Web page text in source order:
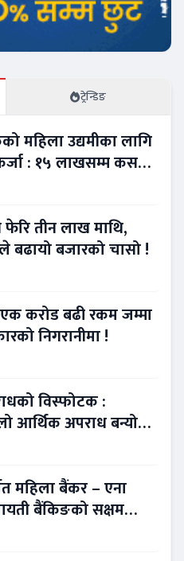
ट्रेन्डिङ
महिला उद्यमीका लागि
: १५ लाखसम्म कसरी
तीन लाख माथि,
बढायो बजारको चासो !
करोड बढी रकम जम्मा
निगरानीमा !
विस्फोटक :
आर्थिक अपराध बन्यो
महिला बैंकर – एना
बैंकिङको सक्षम